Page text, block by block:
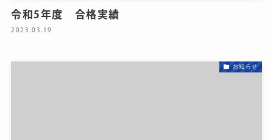
令和5年度 合格実績
2023.03.19
お知らせ